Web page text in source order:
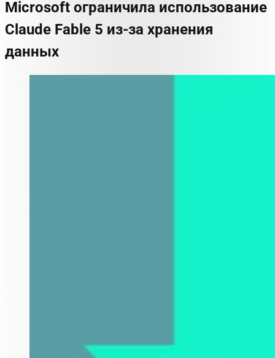
Microsoft ограничила использование
Claude Fable 5 из-за хранения
данных